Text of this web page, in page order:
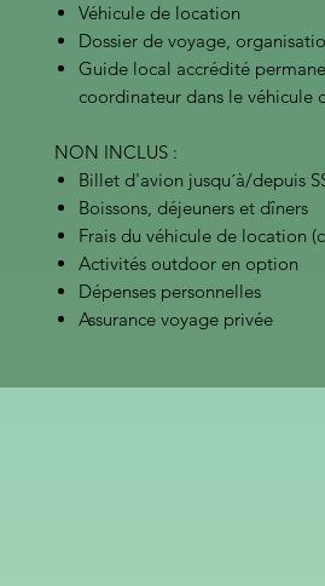
Véhicule de location
Dossier de voyage,
Guide local accrédité
coordinateur dans le véhicule
NON INCLUS :
Billet d'avion jusqu´à/depuis
Boissons, déjeuners et dîners
Frais du véhicule de location
Activités outdoor en option
Dépenses personnelles
Assurance voyage privée